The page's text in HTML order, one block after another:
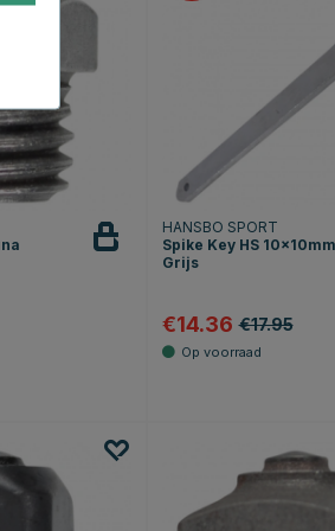
HANSBO SPORT
Spike Key HS 10x10mm
Grijs
€14.36 €17.95